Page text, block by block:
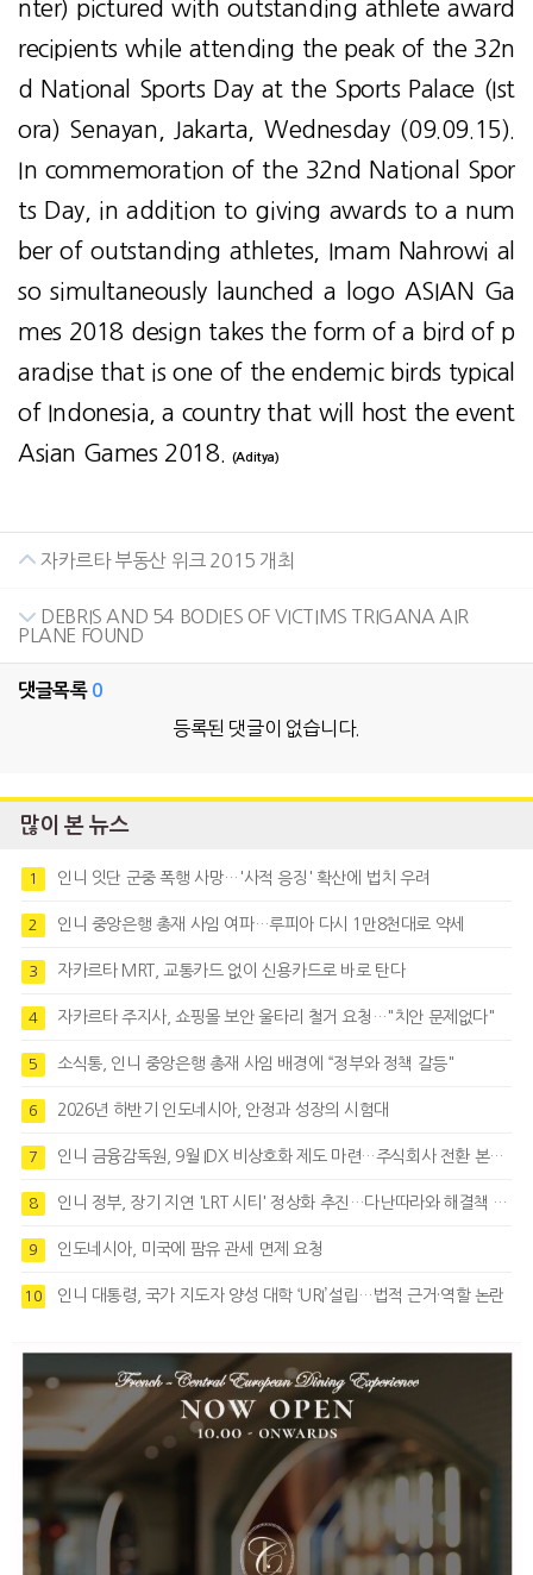
nter) pictured with outstanding athlete award
recipients while attending the peak of the 32n
d National Sports Day at the Sports Palace (Ist
ora) Senayan, Jakarta, Wednesday (09.09.15).
In commemoration of the 32nd National Spor
ts Day, in addition to giving awards to a num
ber of outstanding athletes, Imam Nahrowi al
so simultaneously launched a logo ASIAN Ga
mes 2018 design takes the form of a bird of p
aradise that is one of the endemic birds typical
of Indonesia, a country that will host the event
Asian Games 2018.
(Aditya)
자카르타 부동산 위크 2015 개최
DEBRIS AND 54 BODIES OF VICTIMS TRIGANA AIR
PLANE FOUND
댓글목록 0
등록된 댓글이 없습니다.
많이 본 뉴스
1 인니 잇단 군중 폭행 사망…'사적 응징' 확산에 법치 우려
2 인니 중앙은행 총재 사임 여파…루피아 다시 1만8천대로 약세
3 자카르타 MRT, 교통카드 없이 신용카드로 바로 탄다
4 자카르타 주지사, 쇼핑몰 보안 울타리 철거 요청…"치안 문제없다"
5 소식통, 인니 중앙은행 총재 사임 배경에 “정부와 정책 갈등"
6 2026년 하반기 인도네시아, 안정과 성장의 시험대
7 인니 금융감독원, 9월 IDX 비상호화 제도 마련…주식회사 전환 본격화
8 인니 정부, 장기 지연 'LRT 시티' 정상화 추진…다난따라와 해결책 모색
9 인도네시아, 미국에 팜유 관세 면제 요청
10 인니 대통령, 국가 지도자 양성 대학 ‘URI’설립…법적 근거·역할 논란